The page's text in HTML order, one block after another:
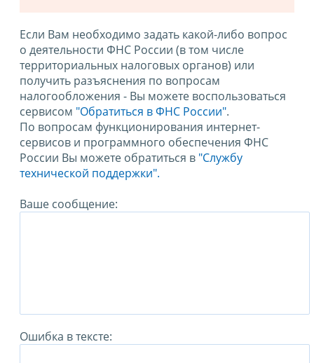
Если Вам необходимо задать какой-либо вопрос
о деятельности ФНС России (в том числе
территориальных налоговых органов) или
получить разъяснения по вопросам
налогообложения - Вы можете воспользоваться
сервисом "Обратиться в ФНС России".
По вопросам функционирования интернет-
сервисов и программного обеспечения ФНС
России Вы можете обратиться в "Службу
технической поддержки".
Ваше сообщение:
Ошибка в тексте: